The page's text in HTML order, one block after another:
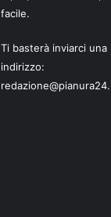
facile.
Ti basterà inviarci una
indirizzo: